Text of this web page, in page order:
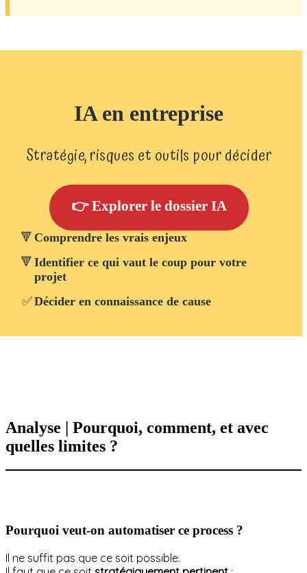
IA en entreprise
Stratégie, risques et outils pour décider
👉 Explorer le dossier IA
🔻 Comprendre les vrais enjeux
🔻 Identifier ce qui vaut le coup pour votre
projet
✅Décider en connaissance de cause
Analyse | Pourquoi, comment, et avec
quelles limites ?
Pourquoi veut-on automatiser ce process ?
Il ne suffit pas que ce soit possible.